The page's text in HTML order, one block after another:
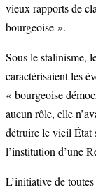
vieux rapports de
bourgeoise ».
Sous le stalinisme,
caractérisaient les
« bourgeoise
aucun rôle, elle
détruire le vieil État
l’institution d’une
L’initiative de